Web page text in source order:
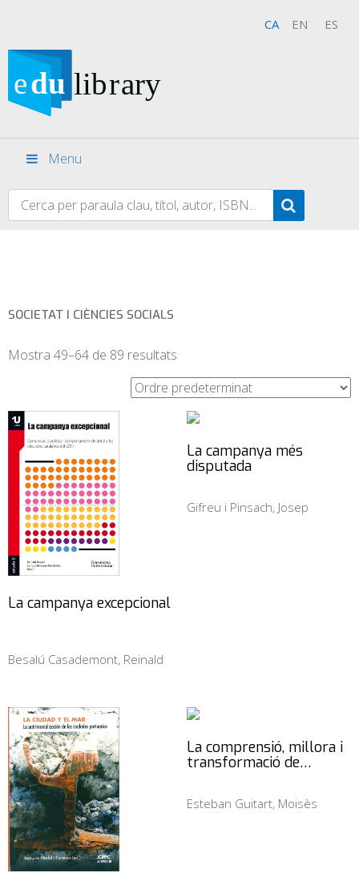
CA EN ES
Menu
SOCIETAT I CIÈNCIES SOCIALS
Mostra 49–64 de 89 resultats
La campanya excepcional
Besalú Casademont, Reinald
La campanya més
disputada
Gifreu i Pinsach, Josep
La comprensió, millora i
transformació de…
Esteban Guitart, Moisès